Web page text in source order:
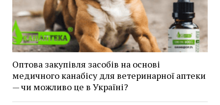
Оптова закупівля засобів на основі
медичного канабісу для ветеринарної аптеки
— чи можливо це в Україні?